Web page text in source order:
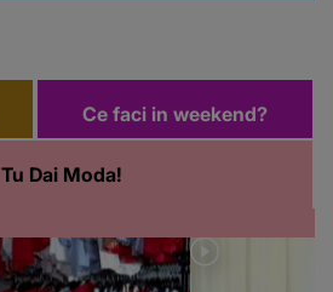
Tu Dai Moda!
Ce faci in weekend?